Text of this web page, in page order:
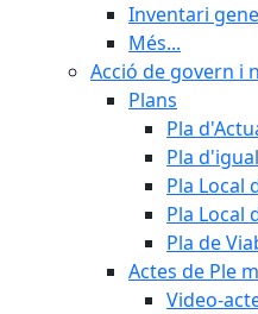
Inventari
Més...
Acció de govern i
Plans
Pla
Pla
Pla Local
Pla Local
Pla de
Actes de Ple
Video-